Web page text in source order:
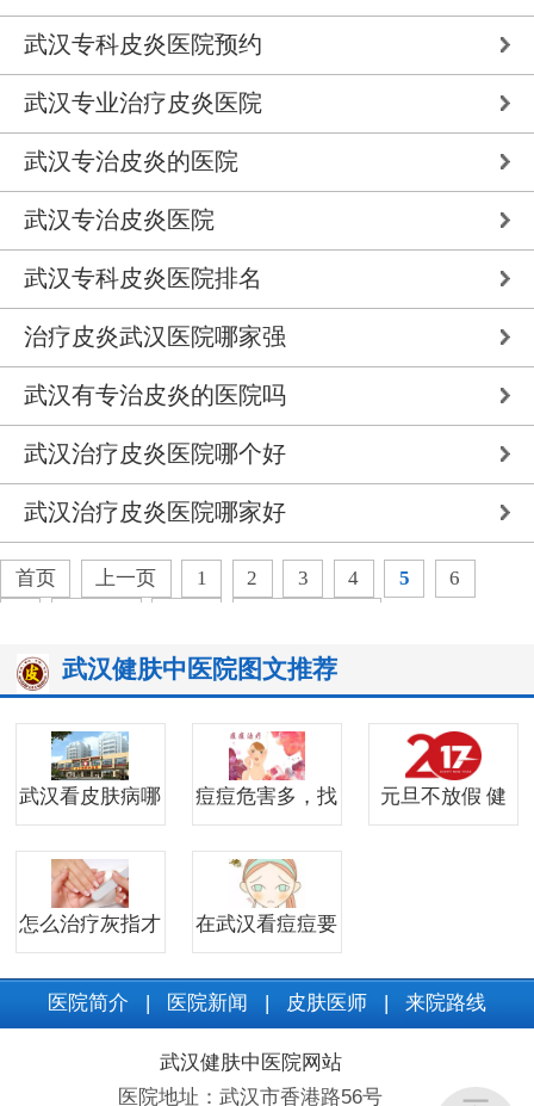
武汉专科皮炎医院预约
武汉专业治疗皮炎医院
武汉专治皮炎的医院
武汉专治皮炎医院
武汉专科皮炎医院排名
治疗皮炎武汉医院哪家强
武汉有专治皮炎的医院吗
武汉治疗皮炎医院哪个好
武汉治疗皮炎医院哪家好
首页 上一页 1 2 3 4 5
6
武汉健肤中医院图文推荐
武汉看皮肤病哪 痘痘危害多，找 元旦不放假 健
怎么治疗灰指才 在武汉看痘痘要
医院简介 医院新闻 皮肤医师 来院路线
武汉健肤中医院网站
医院地址：武汉市香港路56号